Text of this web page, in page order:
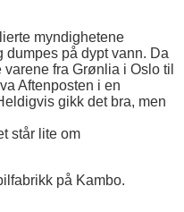
myndighetene
dumpes på dypt vann. Da
fra Grønlia i Oslo til
Aftenposten i en
gikk det bra, men
står lite om
på Kambo.